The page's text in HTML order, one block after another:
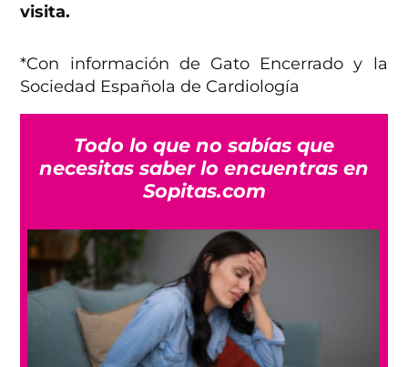
visita.
*Con información de Gato Encerrado y la
Sociedad Española de Cardiología
Todo lo que no sabías que
necesitas saber lo encuentras en
Sopitas.com